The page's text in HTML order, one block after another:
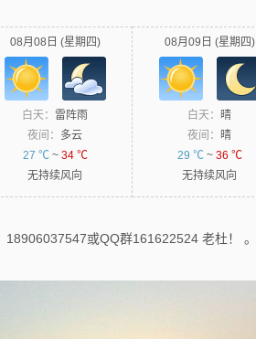
08月08日 (星期四)
白天： 雷阵雨
夜间： 多云
27 ℃~ 34 ℃
无持续风向
08月09日 (星期四)
白天： 晴
夜间： 晴
29 ℃~ 36 ℃
无持续风向
或QQ群161622524 老杜！ 。